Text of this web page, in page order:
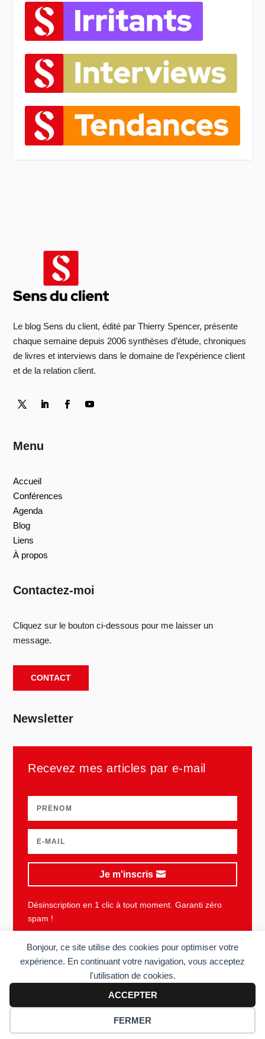
Bonjour, ce site utilise des cookies pour optimiser votre
expérience. En continuant votre navigation, vous acceptez
l'utilisation de cookies.
ACCEPTER
FERMER
Le blog Sens du client, édité par Thierry Spencer, présente
chaque semaine depuis 2006 synthèses d’étude, chroniques
de livres et interviews dans le domaine de l’expérience client
et de la relation client.
Menu
Accueil
Conférences
Agenda
Blog
Liens
À propos
Contactez-moi
Cliquez sur le bouton ci-dessous pour me laisser un
message.
CONTACT
Newsletter
Recevez mes articles par e-mail
Je m'inscris
Désinscription en 1 clic à tout moment. Garanti zéro
spam !
Plan du site Mentions légales Vie privée
Copyright © 2006-2026 Sens du client. Tous droits réservés. Réalisé
parAcolyte.